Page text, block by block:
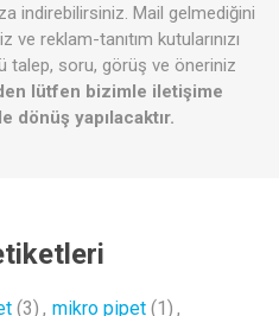
indirebilirsiniz. Mail gelmediğini
reklam-tanıtım kutularınızı
talep, soru, görüş ve öneriniz
lütfen bizimle iletişime
dönüş yapılacaktır.
(3) , mikro pipet (1) ,